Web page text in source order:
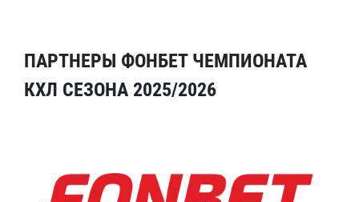
ПАРТНЕРЫ ФОНБЕТ ЧЕМПИОНАТА
КХЛ СЕЗОНА 2025/2026